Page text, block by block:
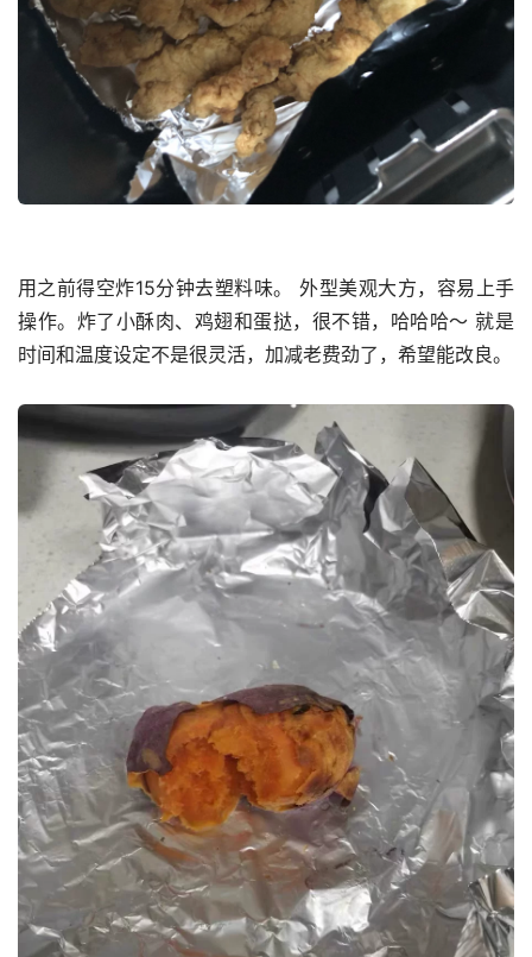
用之前得空炸15分钟去塑料味。 外型美观大方，容易上手
操作。炸了小酥肉、鸡翅和蛋挞，很不错，哈哈哈～ 就是
时间和温度设定不是很灵活，加减老费劲了，希望能改良。